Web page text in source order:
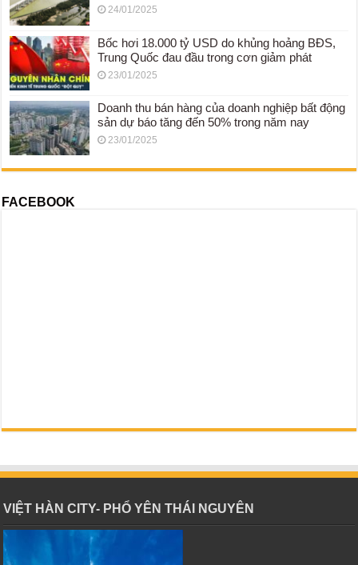
24/01/2025
Bốc hơi 18.000 tỷ USD do khủng hoảng BĐS,
Trung Quốc đau đầu trong cơn giảm phát
23/01/2025
Doanh thu bán hàng của doanh nghiệp bất động
sản dự báo tăng đến 50% trong năm nay
23/01/2025
FACEBOOK
VIỆT HÀN CITY- PHỔ YÊN THÁI NGUYÊN